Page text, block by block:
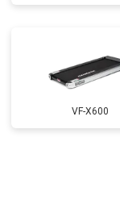
VF-X600